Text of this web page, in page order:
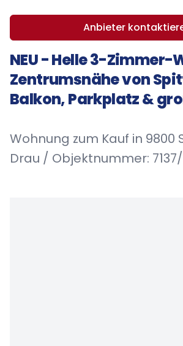
Anbieter
NEU - Helle 3-Zimmer-
Zentrumsnähe von
Balkon, Parkplatz &
Wohnung zum Kauf in 9800
Drau / Objektnummer: